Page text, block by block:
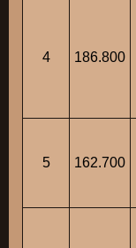
4 186.800
5 162.700